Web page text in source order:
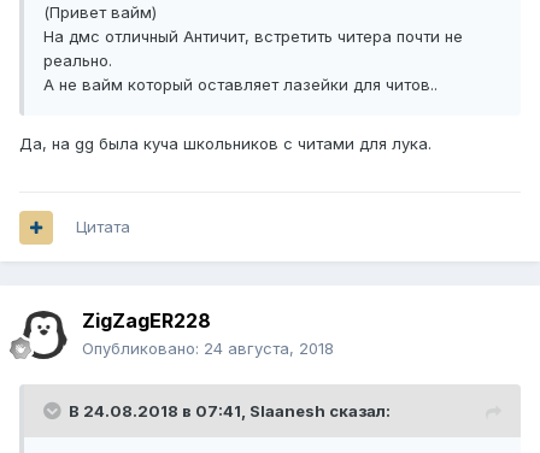
(Привет вайм)
На дмс отличный Античит, встретить читера почти не
реально.
А не вайм который оставляет лазейки для читов..
Да, на gg была куча школьников с читами для лука.
Цитата
ZigZagER228
Опубликовано: 24 августа, 2018
В 24.08.2018 в 07:41, Slaanesh сказал: